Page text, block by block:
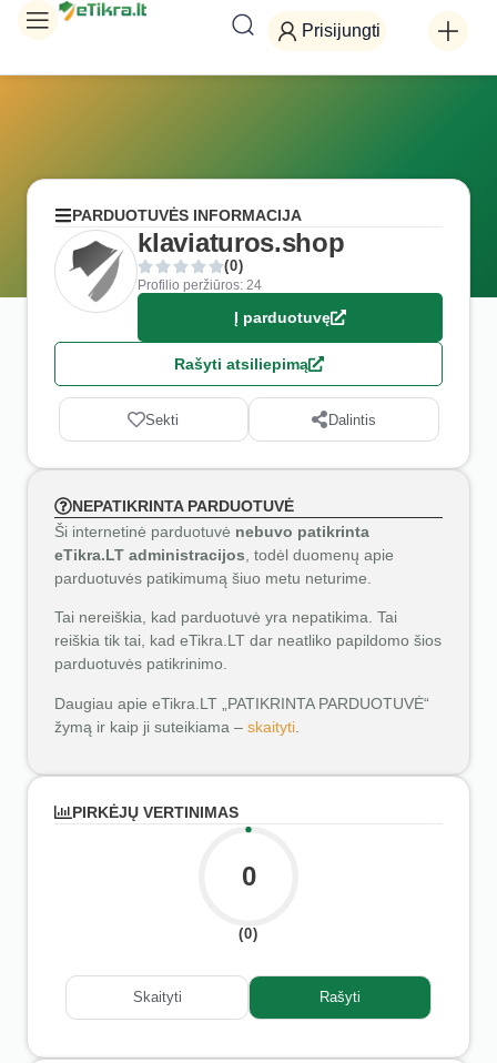
Prisijungti
PARDUOTUVĖS INFORMACIJA
klaviaturos.shop
(0)
Profilio peržiūros: 24
Į parduotuvę
Rašyti atsiliepimą
Sekti Dalintis
NEPATIKRINTA PARDUOTUVĖ
Ši internetinė parduotuvė nebuvo patikrinta
eTikra.LT administracijos , todėl duomenų apie
parduotuvės patikimumą šiuo metu neturime.
Tai nereiškia, kad parduotuvė yra nepatikima. Tai
reiškia tik tai, kad eTikra.LT dar neatliko papildomo šios
parduotuvės patikrinimo.
Daugiau apie eTikra.LT „PATIKRINTA PARDUOTUVĖ“
žymą ir kaip ji suteikiama – skaityti
PIRKĖJŲ VERTINIMAS
0
(0)
Skaityti Rašyti